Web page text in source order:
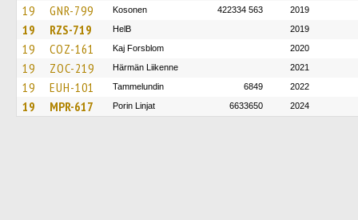
19 GNR-799 Kosonen 422334 563 2019
19 RZS-719 HelB 2019
19 COZ-161 Kaj Forsblom 2020
19 ZOC-219 Härmän Liikenne 2021
19 EUH-101 Tammelundin 6849 2022
19 MPR-617 Porin Linjat 6633650 2024